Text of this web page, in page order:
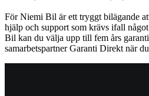
För Niemi Bil är ett tryggt bilägande
hjälp och support som krävs ifall
Bil kan du välja upp till fem års
samarbetspartner Garanti Direkt när